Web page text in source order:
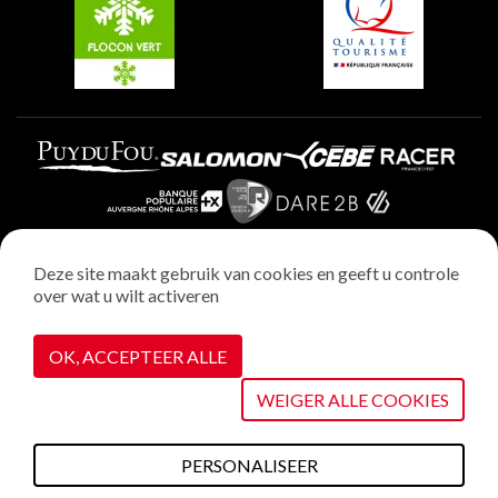
Plagne Aime 2000
Wettelijke vermeldingen
Privacybeleid
Realisatie : StudioJuillet
Cookiebeheer
Deze site maakt gebruik van cookies en geeft u controle
over wat u wilt activeren
OK, ACCEPTEER ALLE
WEIGER ALLE COOKIES
PERSONALISEER